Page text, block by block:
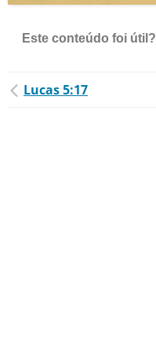
Este conteúdo foi útil?
Lucas 5:17